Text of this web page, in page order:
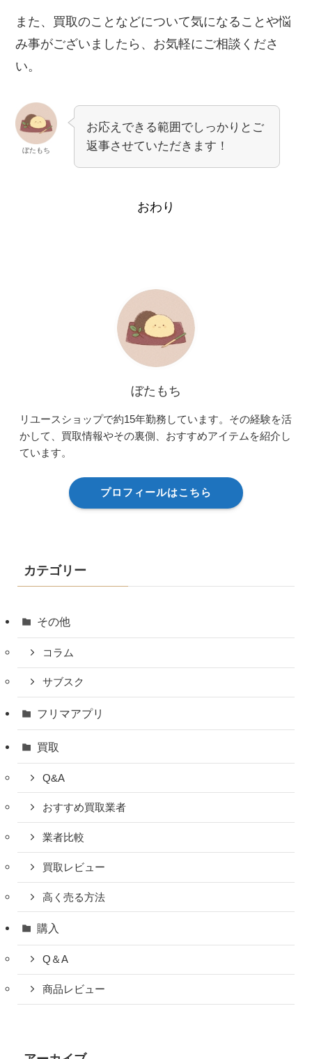
また、買取のことなどについて気になることや悩
み事がございましたら、お気軽にご相談くださ
い。
ぼたもち
お応えできる範囲でしっかりとご
返事させていただきます！
おわり
ぼたもち
リユースショップで約15年勤務しています。その経験を活
かして、買取情報やその裏側、おすすめアイテムを紹介し
ています。
プロフィールはこちら
カテゴリー
その他
コラム
サブスク
フリマアプリ
買取
Q&A
おすすめ買取業者
業者比較
買取レビュー
高く売る方法
購入
Q＆A
商品レビュー